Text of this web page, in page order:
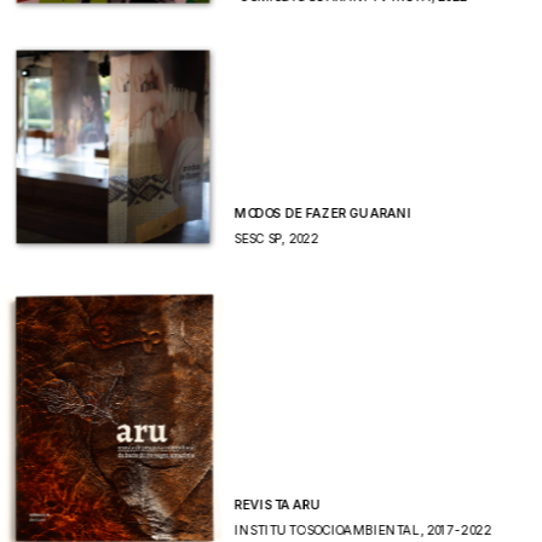
MODOS DE FAZER GUARANI
SESC SP, 2022
REVISTA ARU
INSTITUTO SOCIOAMBIENTAL, 2017-2022